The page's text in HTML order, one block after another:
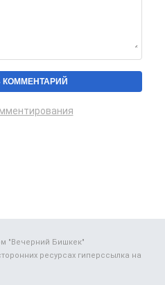
"Вечерний Бишкек"
ресурсах гиперссылка на